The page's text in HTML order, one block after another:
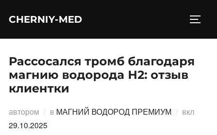
CHERNIY-MED
Рассосался тромб благодаря
магнию водорода Н2: отзыв
клиентки
автором в МАГНИЙ ВОДОРОД ПРЕМИУМ вкл
29.10.2025